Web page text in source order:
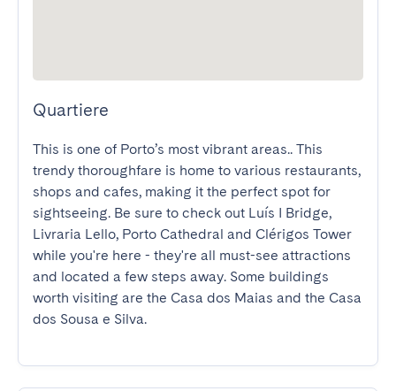
Quartiere
This is one of Porto’s most vibrant areas.. This
trendy thoroughfare is home to various restaurants,
shops and cafes, making it the perfect spot for
sightseeing. Be sure to check out Luís I Bridge,
Livraria Lello, Porto Cathedral and Clérigos Tower
while you're here - they're all must-see attractions
and located a few steps away. Some buildings
worth visiting are the Casa dos Maias and the Casa
dos Sousa e Silva.